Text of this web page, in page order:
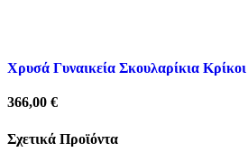
Χρυσά Γυναικεία Σκουλαρίκια
366,00 €
Σχετικά Προϊόντα